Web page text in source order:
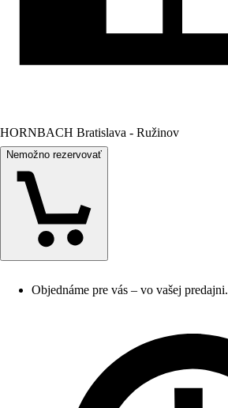
HORNBACH Bratislava - Ružinov
Nemožno rezervovať
Objednáme pre vás – vo vašej predajni.